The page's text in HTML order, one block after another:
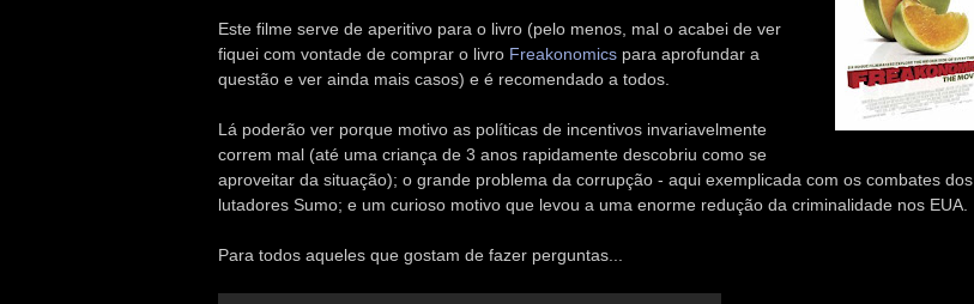
Este filme serve de aperitivo para o livro (pelo menos, mal o acabei de ver
fiquei com vontade de comprar o livro Freakonomics para aprofundar a
questão e ver ainda mais casos) e é recomendado a todos.
Lá poderão ver porque motivo as políticas de incentivos invariavelmente
correm mal (até uma criança de 3 anos rapidamente descobriu como se
aproveitar da situação); o grande problema da corrupção - aqui exemplicada com os combates dos
lutadores Sumo; e um curioso motivo que levou a uma enorme redução da criminalidade nos EUA.
Para todos aqueles que gostam de fazer perguntas...